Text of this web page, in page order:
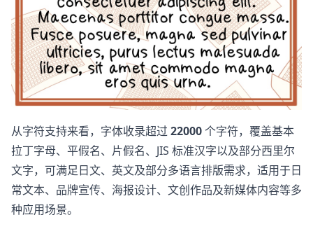
从字符支持来看，字体收录超过 22000个字符，覆盖基本
拉丁字母、平假名、片假名、JIS 标准汉字以及部分西里尔
文字，可满足日文、英文及部分多语言排版需求，适用于日
常文本、品牌宣传、海报设计、文创作品及新媒体内容等多
种应用场景。